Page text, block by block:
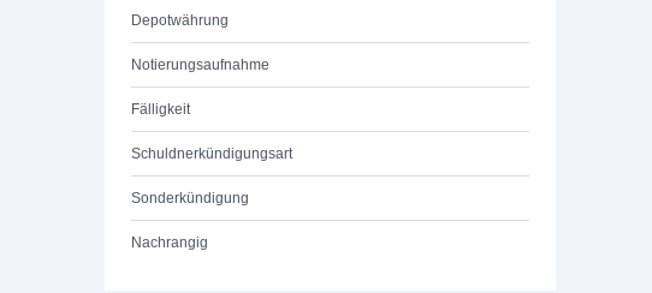
Depotwährung
Notierungsaufnahme
Fälligkeit
Schuldnerkündigungsart
Sonderkündigung
Nachrangig